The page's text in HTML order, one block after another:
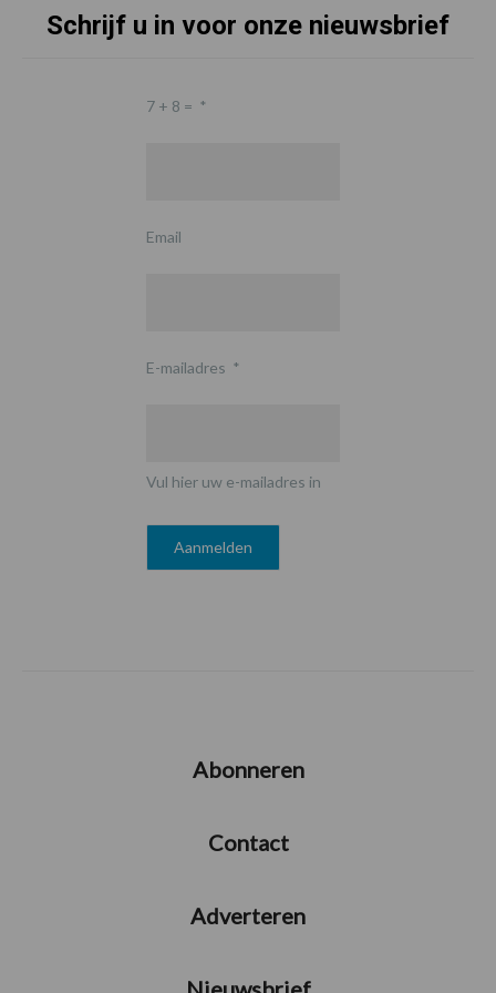
Schrijf u in voor onze nieuwsbrief
7 + 8 = *
Email
E-mailadres *
Vul hier uw e-mailadres in
Abonneren
Contact
Adverteren